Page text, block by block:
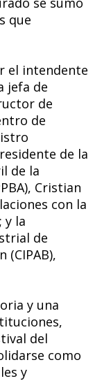
que
el intendente
jefa de
de
de
de la
de la
Cristian
con la
y la
de
(CIPAB),
y una
del
como
y